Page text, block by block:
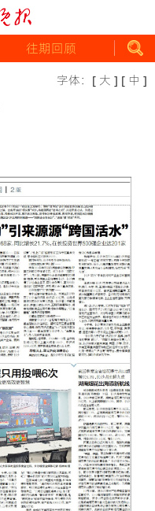
往期回顾
字体： [ 大 ] [ 中 ]